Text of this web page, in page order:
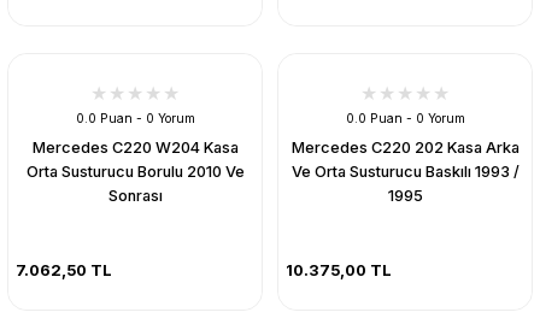
0.0 Puan - 0 Yorum
Mercedes C220 W204 Kasa
Orta Susturucu Borulu 2010 Ve
Sonrası
7.062,50 TL
0.0 Puan - 0 Yorum
Mercedes C220 202 Kasa Arka
Ve Orta Susturucu Baskılı 1993 /
1995
10.375,00 TL